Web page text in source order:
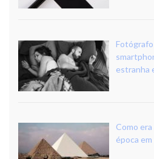
estranha
Como
época